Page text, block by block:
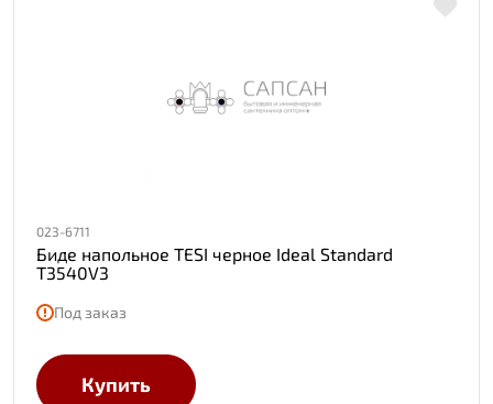
023-6711
Биде напольное TESI черное Ideal Standard
T3540V3
Под заказ
Купить